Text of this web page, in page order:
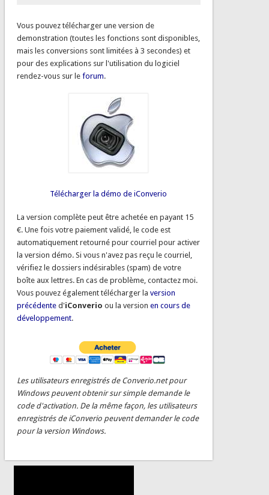
Vous pouvez télécharger une version de
demonstration (toutes les fonctions sont disponibles,
mais les conversions sont limitées à 3 secondes) et
pour des explications sur l'utilisation du logiciel
rendez-vous sur le forum.
Télécharger la démo de iConverio
La version complète peut être achetée en payant 15
€. Une fois votre paiement validé, le code est
automatiquement retourné pour courriel pour activer
la version démo. Si vous n'avez pas reçu le courriel,
vérifiez le dossiers indésirables (spam) de votre
boîte aux lettres. En cas de problème, contactez moi.
Vous pouvez également télécharger la version
précédented'iConverio ou la version en cours de
développement.
Les utilisateurs enregistrés de Converio.net pour
Windows peuvent obtenir sur simple demande le
code d'activation. De la même façon, les utilisateurs
enregistrés de iConverio peuvent demander le code
pour la version Windows.